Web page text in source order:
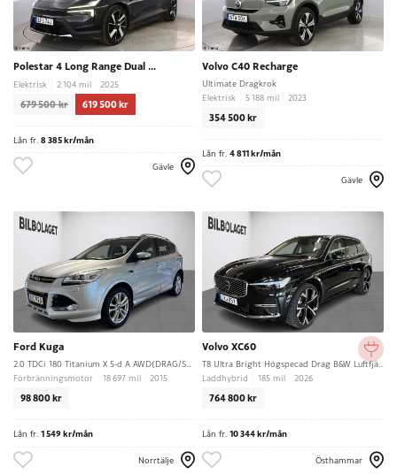
Polestar 4 Long Range Dual Motor
Elektrisk 2 104 mil 2025
679 500 kr 619 500 kr
Lån fr. 8 385 kr/mån
Gävle
Volvo C40 Recharge
Ultimate Dragkrok
Elektrisk
5 188 mil 2023
354 500 kr
Lån fr. 4 811 kr/mån
Gävle
Ford Kuga
Förbränningsmotor
18 697 mil 2015
98 800 kr
Lån fr. 1 549 kr/mån
Norrtälje
Volvo XC60
Laddhybrid
185 mil 2026
764 800 kr
Lån fr. 10 344 kr/mån
Östhammar